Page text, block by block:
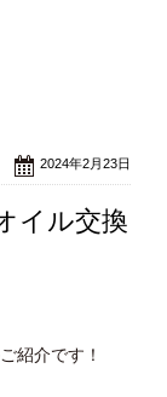
2024年2月23日
イル交換
紹介です！